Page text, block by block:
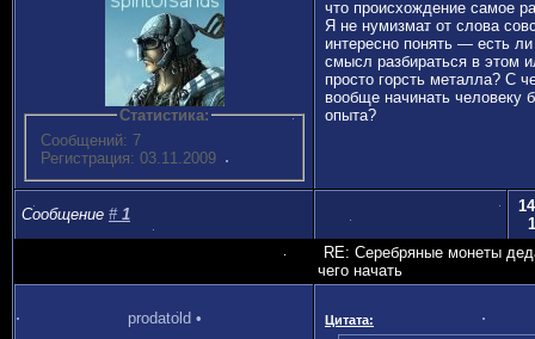
Статистика:
Сообщений: 7
Регистрация: 03.11.2009
что происхождение самое
Я не нумизмат от слова
интересно понять — есть ли
смысл разбираться в этом
просто горсть металла? С
вообще начинать человеку
опыта?
Сообщение # 1
RE: Серебряные монеты
чего начать
prodatold • Цитата: